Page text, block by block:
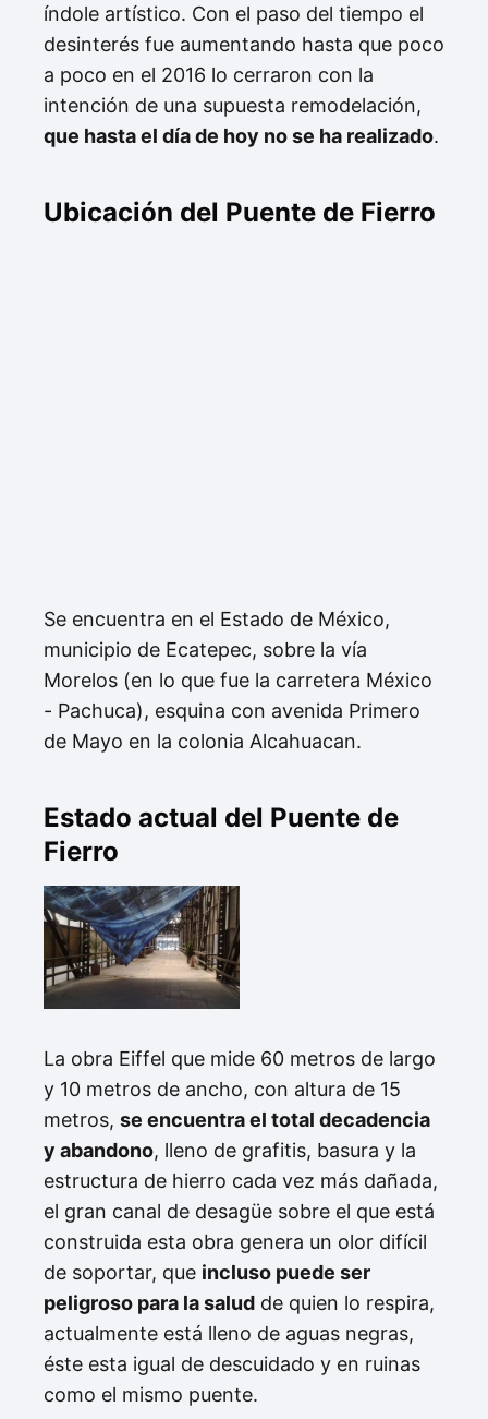
índole artístico. Con el paso del tiempo el
desinterés fue aumentando hasta que poco
a poco en el 2016 lo cerraron con la
intención de una supuesta remodelación,
que hasta el día de hoy no se ha realizado.
Ubicación del Puente de Fierro
Se encuentra en el Estado de México,
municipio de Ecatepec, sobre la vía
Morelos (en lo que fue la carretera México
- Pachuca), esquina con avenida Primero
de Mayo en la colonia Alcahuacan.
Estado actual del Puente de
Fierro
La obra Eiffel que mide 60 metros de largo
y 10 metros de ancho, con altura de 15
metros, se encuentra el total decadencia
y abandono, lleno de grafitis, basura y la
estructura de hierro cada vez más dañada,
el gran canal de desagüe sobre el que está
construida esta obra genera un olor difícil
de soportar, que incluso puede ser
peligroso para la salud de quien lo respira,
actualmente está lleno de aguas negras,
éste esta igual de descuidado y en ruinas
como el mismo puente.